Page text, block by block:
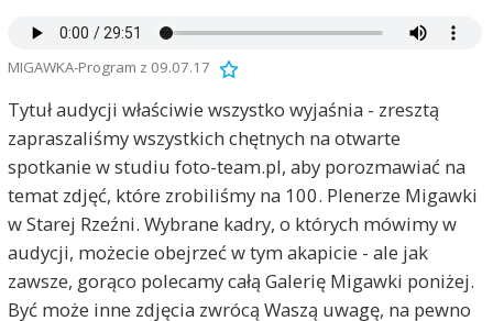
MIGAWKA-Program z 09.07.17
Tytuł audycji właściwie wszystko wyjaśnia - zresztą
zapraszaliśmy wszystkich chętnych na otwarte
spotkanie w studiu foto-team.pl, aby porozmawiać na
temat zdjęć, które zrobiliśmy na 100. Plenerze Migawki
w Starej Rzeźni. Wybrane kadry, o których mówimy w
audycji, możecie obejrzeć w tym akapicie - ale jak
zawsze, gorąco polecamy całą Galerię Migawki poniżej.
Być może inne zdjęcia zwrócą Waszą uwagę, na pewno